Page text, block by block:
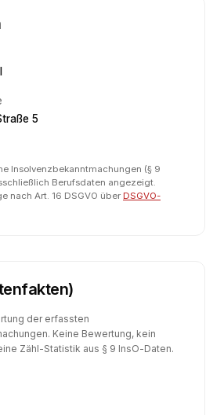
5
Insolvenzbekanntmachungen (§ 9
Berufsdaten angezeigt.
nach Art. 16 DSGVO über DSGVO-
der erfassten
Keine Bewertung, kein
Zähl-Statistik aus § 9 InsO-Daten.